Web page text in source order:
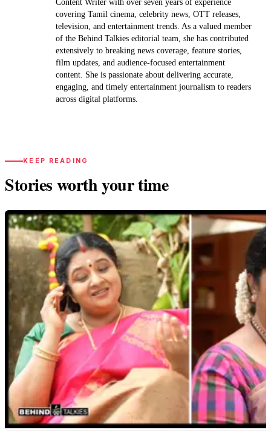
Content Writer with over seven years of experience
covering Tamil cinema, celebrity news, OTT releases,
television, and entertainment trends. As a valued member
of the Behind Talkies editorial team, she has contributed
extensively to breaking news coverage, feature stories,
film updates, and audience-focused entertainment
content. She is passionate about delivering accurate,
engaging, and timely entertainment journalism to readers
across digital platforms.
KEEP READING
Stories worth your time